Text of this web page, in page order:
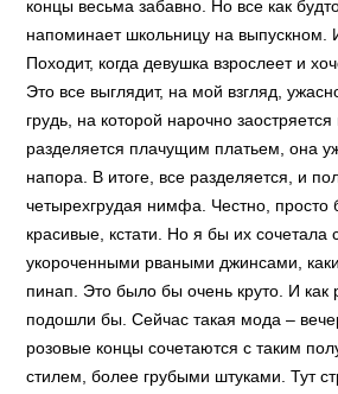
концы весьма забавно. Но все как
напоминает школьницу на выпускном.
Походит, когда девушка взрослеет и
Это все выглядит, на мой взгляд,
грудь, на которой нарочно
разделяется плачущим платьем, она
напора. В итоге, все разделяется, и
четырехгрудая нимфа. Честно, просто
красивые, кстати. Но я бы их сочетала
укороченными рваными джинсами,
пинап. Это было бы очень круто. И как
подошли бы. Сейчас такая мода –
розовые концы сочетаются с таким
стилем, более грубыми штуками. Тут